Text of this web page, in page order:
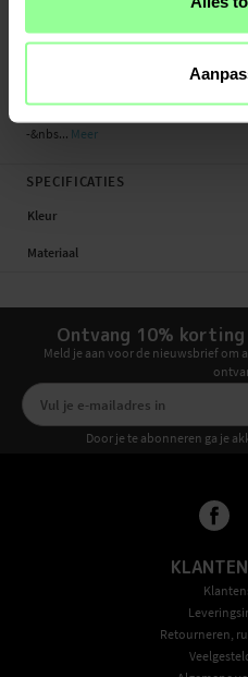
- Bellen met het hoesje gesloten
- Gemaakt van echt leer, wordt mooier
Geschikt voor:
-&nbs... Meer
SPECIFICATIES
Kleur
Materiaal
Ontvang 10%
Meld je aan voor de nieuwsbrief om
Door je te abonneren ga je
Retourneren,